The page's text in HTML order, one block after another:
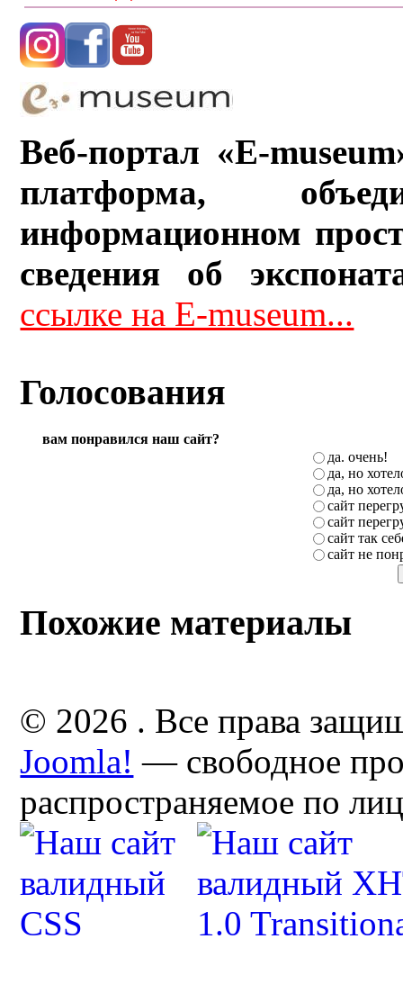
Веб-портал «E-
платформа,
информационном
сведения об
ссылке на E-museum...
Голосования
вам понравился наш сайт?
да. очень!
да, но
да, но
сайт
сайт
сайт так
сайт не
Похожие материалы
© 2026 . Все права
Joomla! — свободное
распространяемое по